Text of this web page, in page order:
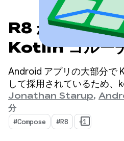
R8 が
Kotlin コルー
2 倍にした方法
Android アプリの大部分で
して採用されているため
同期プログラミングの事実
す。このライブラリは、
行フローを管理するための
化された方法を提供します。
Jonathan Starup,
分
#Compose #R8 +1